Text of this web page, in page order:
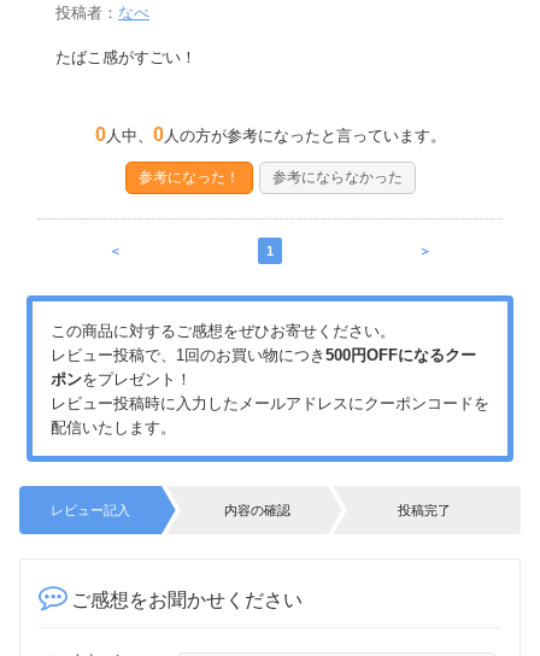
投稿者： なべ
たばこ感がすごい！
0人中、 0人の方が参考になったと言っています。
参考になった！ 参考にならなかった
＜ 1 ＞
この商品に対するご感想をぜひお寄せください。
レビュー投稿で、1回のお買い物につき 500円OFFになるクー
ポンをプレゼント！
レビュー投稿時に入力したメールアドレスにクーポンコードを
配信いたします。
レビュー記入 内容の確認 投稿完了
ご感想をお聞かせください